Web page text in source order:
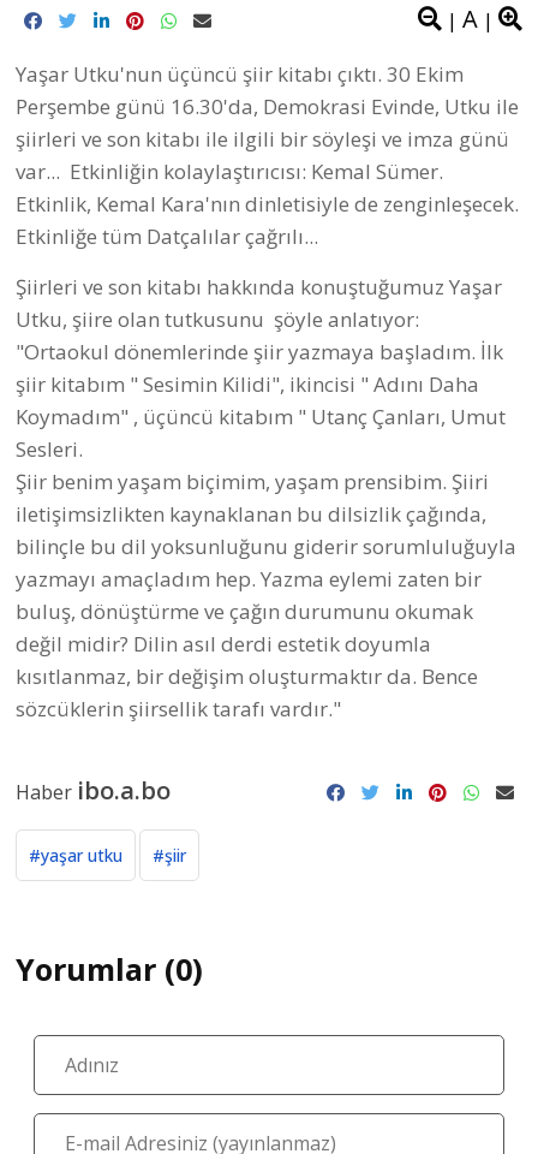
| A |
Yaşar Utku'nun üçüncü şiir kitabı çıktı. 30 Ekim
Perşembe günü 16.30'da, Demokrasi Evinde, Utku ile
şiirleri ve son kitabı ile ilgili bir söyleşi ve imza günü
var... Etkinliğin kolaylaştırıcısı: Kemal Sümer.
Etkinlik, Kemal Kara'nın dinletisiyle de zenginleşecek.
Etkinliğe tüm Datçalılar çağrılı...
Şiirleri ve son kitabı hakkında konuştuğumuz Yaşar
Utku, şiire olan tutkusunu şöyle anlatıyor:
"Ortaokul dönemlerinde şiir yazmaya başladım. İlk
şiir kitabım " Sesimin Kilidi", ikincisi " Adını Daha
Koymadım" , üçüncü kitabım " Utanç Çanları, Umut
Sesleri.
Şiir benim yaşam biçimim, yaşam prensibim. Şiiri
iletişimsizlikten kaynaklanan bu dilsizlik çağında,
bilinçle bu dil yoksunluğunu giderir sorumluluğuyla
yazmayı amaçladım hep. Yazma eylemi zaten bir
buluş, dönüştürme ve çağın durumunu okumak
değil midir? Dilin asıl derdi estetik doyumla
kısıtlanmaz, bir değişim oluşturmaktır da. Bence
sözcüklerin şiirsellik tarafı vardır."
Haber ibo.a.bo
#yaşar utku #şiir
Yorumlar (0)